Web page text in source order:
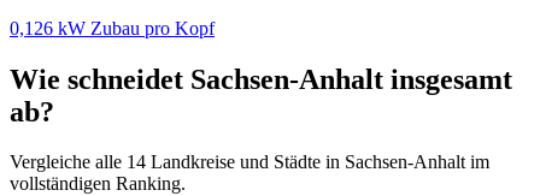
0,126 kW Zubau pro Kopf
Wie schneidet Sachsen-Anhalt insgesamt
ab?
Vergleiche alle 14 Landkreise und Städte in Sachsen-Anhalt im
vollständigen Ranking.